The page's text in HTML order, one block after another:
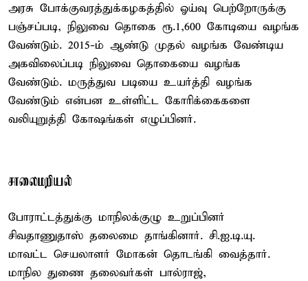
அரசு போக்குவரத்துக்கழகத்தில் ஓய்வு பெற்றோருக்கு
பஞ்சப்படி, நிலுவை தொகை ரூ.1,600 கோடியை வழங்க
வேண்டும். 2015-ம் ஆண்டு முதல் வழங்க வேண்டிய
அகவிலைப்படி நிலுவை தொகையை வழங்க
வேண்டும். மருத்துவ படியை உயர்த்தி வழங்க
வேண்டும் என்பன உள்ளிட்ட கோரிக்கைகளை
வலியுறுத்தி கோஷங்கள் எழுப்பினர்.
சாலைமறியல்
போராட்டத்துக்கு மாநிலக்குழு உறுப்பினர்
சிவதாணுதாஸ் தலைமை தாங்கினார். சி.ஐ.டி.யு.
மாவட்ட செயலாளர் மோகன் தொடங்கி வைத்தார்.
மாநில துணை தலைவர்கள் பால்ராஜ்,